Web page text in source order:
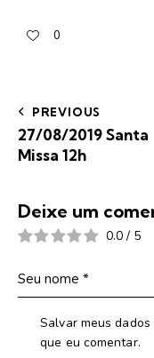
0
PREVIOUS
27/08/2019 Santa
Missa 12h
Deixe um
0.0 / 5
Salvar meus
que eu comentar.